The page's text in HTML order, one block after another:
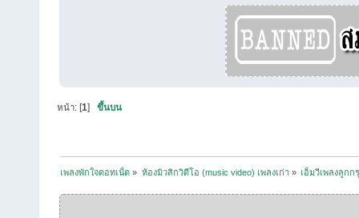
หน้า: [1]ขึ้นบน
เพลงพักใจดอทเน็ต » ห้องมิวสิกวิดีโอ (music video) เพลงเก่า » เอ็มวีเพลงลูกก